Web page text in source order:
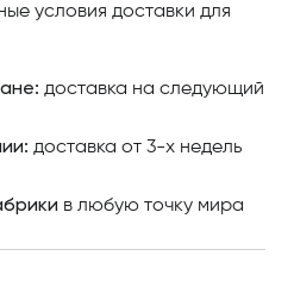
условия доставки для
доставка на следующий
доставка от 3-х недель
в любую точку мира